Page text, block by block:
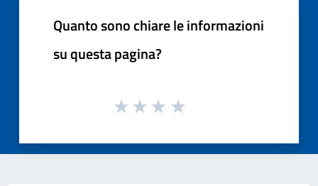
Quanto sono chiare le informazioni
su questa pagina?